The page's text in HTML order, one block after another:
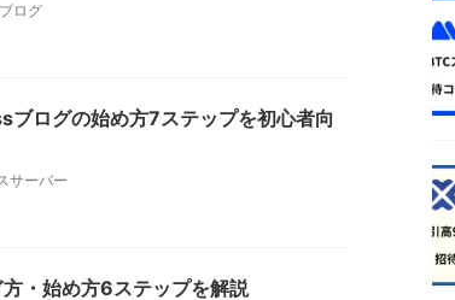
ブログ
ログの始め方7ステップを初心者向
サーバー
・始め方6ステップを解説